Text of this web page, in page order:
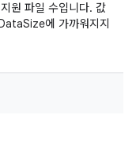
원 파일 수입니다. 값
에 가까워지지